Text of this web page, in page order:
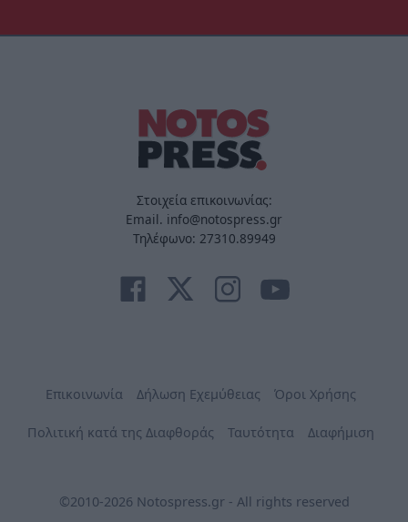
Στοιχεία επικοινωνίας:
Email. info@notospress.gr
Τηλέφωνο: 27310.89949
Επικοινωνία Δήλωση Εχεμύθειας Όροι Χρήσης
Πολιτική κατά της Διαφθοράς Ταυτότητα Διαφήμιση
©2010-2026 Notospress.gr - All rights reserved